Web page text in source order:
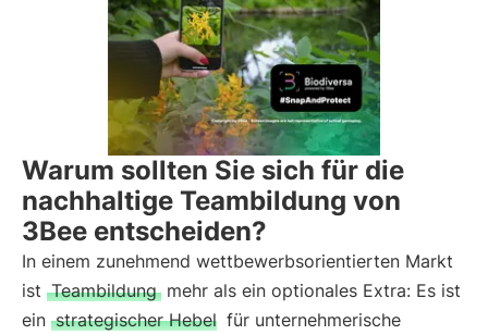
Warum sollten Sie sich für die
nachhaltige Teambildung von
3Bee entscheiden?
In einem zunehmend wettbewerbsorientierten Markt
ist Teambildung mehr als ein optionales Extra: Es ist
ein strategischer Hebel für unternehmerische